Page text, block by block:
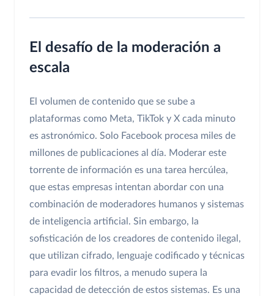
El desafío de la moderación a
escala
El volumen de contenido que se sube a
plataformas como Meta, TikTok y X cada minuto
es astronómico. Solo Facebook procesa miles de
millones de publicaciones al día. Moderar este
torrente de información es una tarea hercúlea,
que estas empresas intentan abordar con una
combinación de moderadores humanos y sistemas
de inteligencia artificial. Sin embargo, la
sofisticación de los creadores de contenido ilegal,
que utilizan cifrado, lenguaje codificado y técnicas
para evadir los filtros, a menudo supera la
capacidad de detección de estos sistemas. Es una